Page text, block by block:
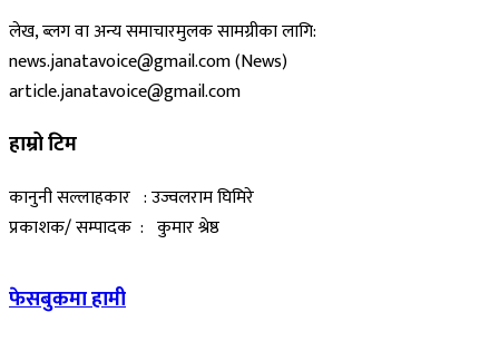
लेख, ब्लग वा अन्य समाचारमुलक सामग्रीका लागि:
news.janatavoice@gmail.com (News)
article.janatavoice@gmail.com
हाम्रो टिम
कानुनी सल्लाहकार : उज्वलराम घिमिरे
प्रकाशक/ सम्पादक : कुमार श्रेष्ठ
फेसबुकमा हामी